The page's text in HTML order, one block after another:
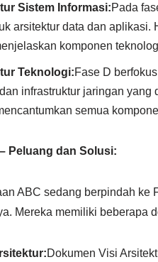
Sistem Informasi:Pada
arsitektur data dan
komponen
Teknologi:Fase D
infrastruktur jaringan
semua
Peluang dan Solusi:
ABC sedang berpindah
Mereka memiliki beberapa
Dokumen Visi